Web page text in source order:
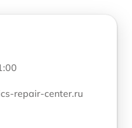
repair-center.ru